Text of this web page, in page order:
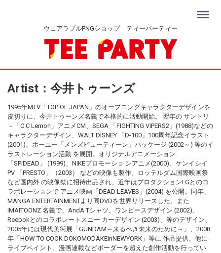
ウェアラブルPNGショップ ティーパーティー
Menu
Artist：今井トゥーンズ
1995年MTV「TOP OF JAPAN」のオープニングキャラクターデザインを
皮切りに、今井トゥーンズ名義で本格的に活動開始。 翌年の サントリ
－「C.C Lemon」アニメCM、SEGA 「FIGHTING VIPERS2」(1988)などの
キャラクターデザイン、WALT DISNEY 「D-100」100周年記念イラスト
(2001)、ホーユー「メンズビューティーン」パッケージ (2002～) 等のイ
ラストレーション活動 を展開。オリジナルアニメーション
「SPIDEAD」 (1999)、NIKEプロモーショ ンアニメ(2000)、ケンイシイ
PV 「PRESTO」（2003） などの映像も製作。ロッテルダム国際映画祭
など国内外 の映像祭に招待出品され、近年はプロダクションI.Gとのコ
ラボレーションで アニメ映画「DEAD LEAVES」(2004) を公開。同年、
MANGA ENTERTAINMENTより同DVDを世界リリースした。また
IMAITOONZ 名義で、AndA Tシャツ、ワンピースデザイン (2002)、
Reebokとのコラボレートスニー カーデザイン (2003)、等のデザイン、
2005年には現代美術展「GUNDAM～来るべき未来のために～」、2008
年「HOW TO COOK DOKOMODAKEinNEWYORK」等に 作品提供。他に
ライブペイント、漫画連載などボーダーを超えた創作活動を行ってい